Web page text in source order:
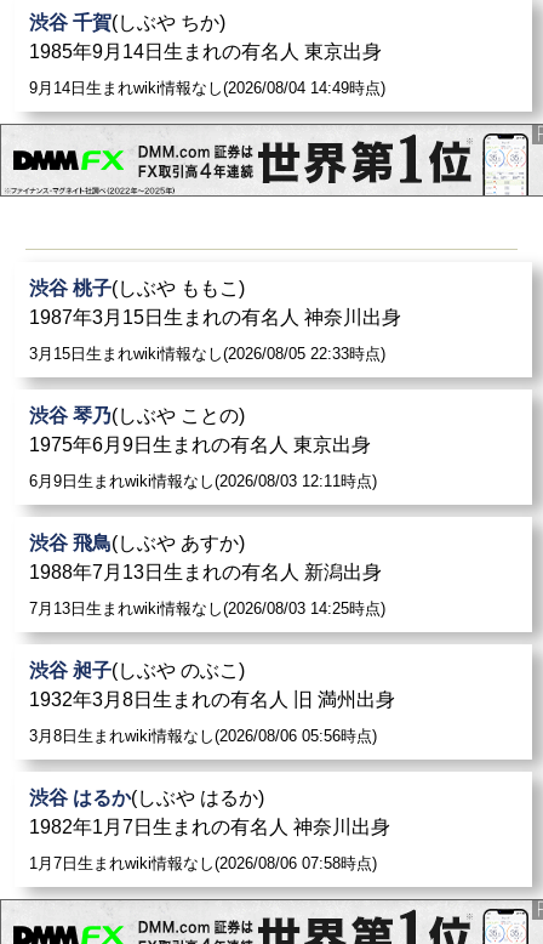
渋谷 千賀(しぶや ちか)
1985年9月14日生まれの有名人 東京出身
9月14日生まれwiki情報なし(2026/08/04 14:49時点)
渋谷 桃子(しぶや ももこ)
1987年3月15日生まれの有名人 神奈川出身
3月15日生まれwiki情報なし(2026/08/05 22:33時点)
渋谷 琴乃(しぶや ことの)
1975年6月9日生まれの有名人 東京出身
6月9日生まれwiki情報なし(2026/08/03 12:11時点)
渋谷 飛鳥(しぶや あすか)
1988年7月13日生まれの有名人 新潟出身
7月13日生まれwiki情報なし(2026/08/03 14:25時点)
渋谷 昶子(しぶや のぶこ)
1932年3月8日生まれの有名人 旧 満州出身
3月8日生まれwiki情報なし(2026/08/06 05:56時点)
渋谷 はるか(しぶや はるか)
1982年1月7日生まれの有名人 神奈川出身
1月7日生まれwiki情報なし(2026/08/06 07:58時点)